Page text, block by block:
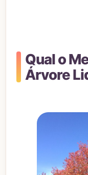
Qual o
Árvore